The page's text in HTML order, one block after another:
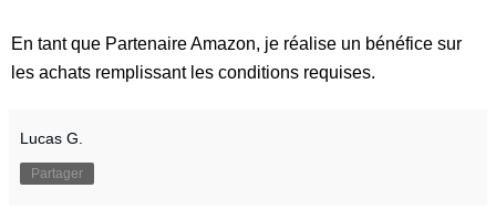
En tant que Partenaire Amazon, je réalise un bénéfice sur
les achats remplissant les conditions requises.
Lucas G.
Partager